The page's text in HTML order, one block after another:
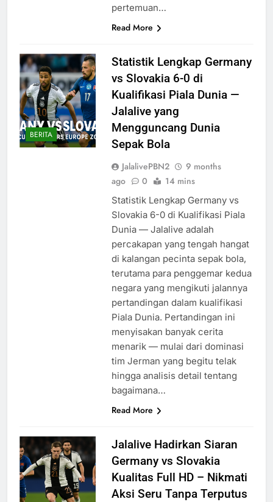
pertemuan…
Read More
BERITA
Statistik Lengkap Germany
vs Slovakia 6-0 di
Kualifikasi Piala Dunia —
Jalalive yang
Mengguncang Dunia
Sepak Bola
JalalivePBN2
9 months
ago
0 14 mins
Statistik Lengkap Germany vs
Slovakia 6-0 di Kualifikasi Piala
Dunia — Jalalive adalah
percakapan yang tengah hangat
di kalangan pecinta sepak bola,
terutama para penggemar kedua
negara yang mengikuti jalannya
pertandingan dalam kualifikasi
Piala Dunia. Pertandingan ini
menyisakan banyak cerita
menarik — mulai dari dominasi
tim Jerman yang begitu telak
hingga analisis detail tentang
bagaimana…
Read More
Jalalive Hadirkan Siaran
Germany vs Slovakia
Kualitas Full HD – Nikmati
Aksi Seru Tanpa Terputus